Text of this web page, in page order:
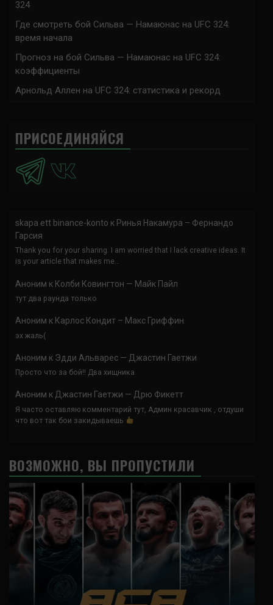
324
Где смотреть бой Сильва — Намаюнас на UFC 324:
время начала
Прогноз на бой Сильва — Намаюнас на UFC 324:
коэффициенты
Арнольд Аллен на UFC 324: статистика и рекорд
ПРИСОЕДИНЯЙСЯ
skapa ett binance-konto к Ринья Накамура – Фернандо
Гарсия
Thank you for your sharing. I am worried that I lack creative ideas. It
is your article that makes me…
Аноним к Колби Ковингтон — Майк Пайл
тут два раунда только
Аноним к Карлос Кондит – Макс Гриффин
эх жаль(
Аноним к Эдди Альварес — Джастин Гаетжи
Просто что за бой!! Два хищника
Аноним к Джастин Гаетжи — Дрю Фикетт
Я часто оставляю комментарий тут, Админ красавчик , отдуши
что вот так бои закидываешь
ВОЗМОЖНО, ВЫ ПРОПУСТИЛИ